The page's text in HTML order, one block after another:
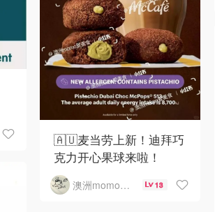
🇦🇺麦当劳上新！迪拜巧
克力开心果球来啦！
澳洲momo爱吃 13